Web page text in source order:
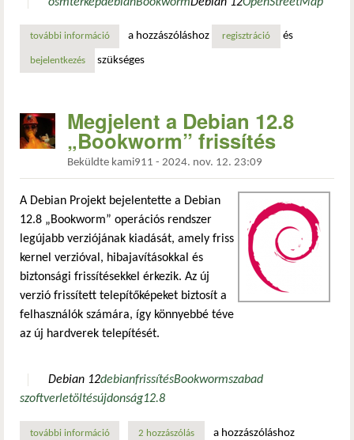
további információaz openstreetmap áttérése debian 12-re tartalommal
a hozzászóláshoz regisztráció és
bejelentkezés szükséges
Megjelent a Debian 12.8
„Bookworm” frissítés
Beküldte kami911 - 2024. nov. 12. 23:09
A Debian Projekt bejelentette a Debian
12.8 „Bookworm” operációs rendszer
legújabb verziójának kiadását, amely friss
kernel verzióval, hibajavításokkal és
biztonsági frissítésekkel érkezik. Az új
verzió frissített telepítőképeket biztosít a
felhasználók számára, így könnyebbé téve
az új hardverek telepítését.
Debian 12debianfrissítésBookwormszabad
szoftverletöltésújdonság12.8
további információmegjelent a debian 12.8 „bookworm” frissítés
2 hozzászólás a hozzászóláshoz